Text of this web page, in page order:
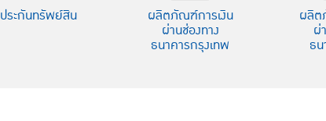
ประกันทรัพย์สิน ผลิตภัณฑ์การเงิน
ผ่านช่องทาง
ธนาคารกรุงเทพ
ผลิต
ผ่
ธ